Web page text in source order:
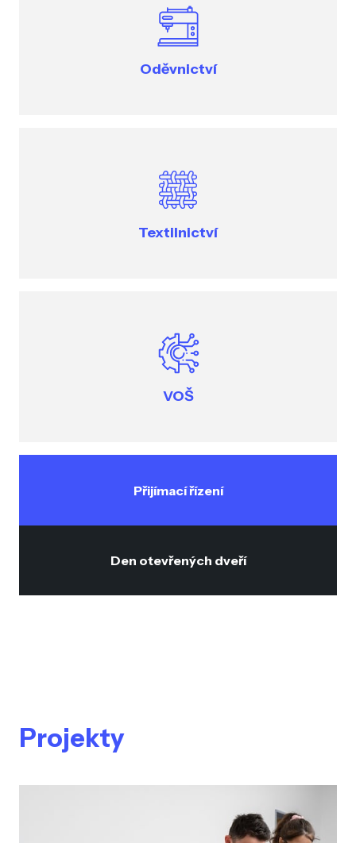
Oděvnictví
Textilnictví
VOŠ
Přijímací řízení
Den otevřených dveří
Projekty